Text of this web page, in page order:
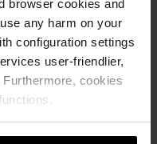
browser cookies and
any harm on your
configuration settings
user-friendlier,
cookies
i Malmö
taktegel och
och